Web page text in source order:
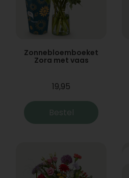
Zonnebloemboeket
Zora met vaas
19,95
Bestel